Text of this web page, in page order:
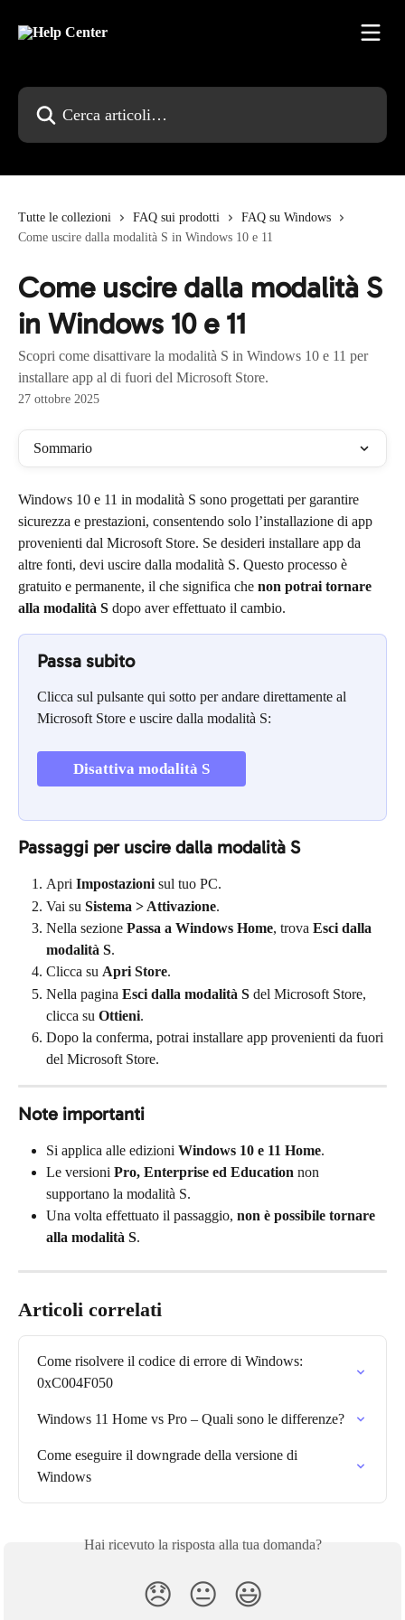
Cerca articoli…
Tutte le collezioni FAQ sui prodotti
FAQ su Windows
Come uscire dalla modalità S in Windows 10 e 11
Come uscire dalla modalità S
in Windows 10 e 11
Scopri come disattivare la modalità S in Windows 10 e 11 per
installare app al di fuori del Microsoft Store.
27 ottobre 2025
Sommario
Windows 10 e 11 in modalità S sono progettati per garantire
sicurezza e prestazioni, consentendo solo l’installazione di app
provenienti dal Microsoft Store. Se desideri installare app da
altre fonti, devi uscire dalla modalità S. Questo processo è
gratuito e permanente, il che significa che non potrai tornare
alla modalità S dopo aver effettuato il cambio.
Passa subito
Clicca sul pulsante qui sotto per andare direttamente al
Microsoft Store e uscire dalla modalità S:
Disattiva modalità S
Passaggi per uscire dalla modalità S
Apri Impostazioni sul tuo PC.
Vai su Sistema > Attivazione.
Nella sezione Passa a Windows Home, trova Esci dalla
modalità S.
Clicca su Apri Store.
Nella pagina Esci dalla modalità S del Microsoft Store,
clicca su Ottieni.
Dopo la conferma, potrai installare app provenienti da fuori
del Microsoft Store.
Note importanti
Si applica alle edizioni Windows 10 e 11 Home.
Le versioni Pro, Enterprise ed Education non
supportano la modalità S.
Una volta effettuato il passaggio, non è possibile tornare
alla modalità S.
Articoli correlati
Come risolvere il codice di errore di Windows:
0xC004F050
Windows 11 Home vs Pro – Quali sono le differenze?
Come eseguire il downgrade della versione di
Windows
Hai ricevuto la risposta alla tua domanda?
😞 😐 😃